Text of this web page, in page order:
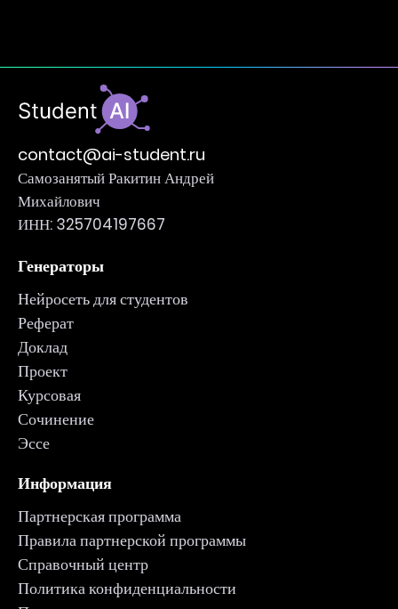
contact@ai-student.ru
Самозанятый Ракитин Андрей
Михайлович
ИНН: 325704197667
Генераторы
Нейросеть для студентов
Реферат
Доклад
Проект
Курсовая
Сочинение
Эссе
Информация
Партнерская программа
Правила партнерской программы
Справочный центр
Политика конфиденциальности